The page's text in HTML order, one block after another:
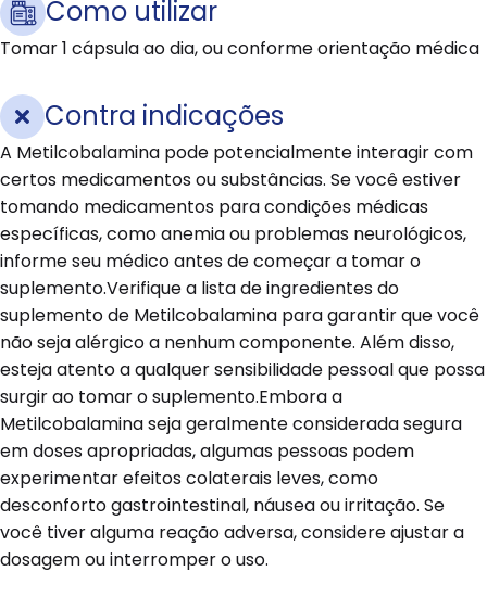
Como utilizar
Tomar 1 cápsula ao dia, ou conforme orientação médica
Contra indicações
A Metilcobalamina pode potencialmente interagir com
certos medicamentos ou substâncias. Se você estiver
tomando medicamentos para condições médicas
específicas, como anemia ou problemas neurológicos,
informe seu médico antes de começar a tomar o
suplemento.Verifique a lista de ingredientes do
suplemento de Metilcobalamina para garantir que você
não seja alérgico a nenhum componente. Além disso,
esteja atento a qualquer sensibilidade pessoal que possa
surgir ao tomar o suplemento.Embora a
Metilcobalamina seja geralmente considerada segura
em doses apropriadas, algumas pessoas podem
experimentar efeitos colaterais leves, como
desconforto gastrointestinal, náusea ou irritação. Se
você tiver alguma reação adversa, considere ajustar a
dosagem ou interromper o uso.